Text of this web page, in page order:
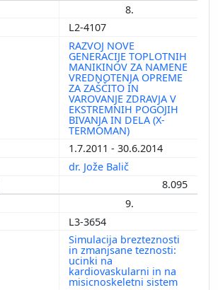
8.
L2-4107
RAZVOJ NOVE
GENERACIJE TOPLOTNIH
MANIKINOV ZA NAMENE
VREDNOTENJA OPREME
ZA ZAŠČITO IN
VAROVANJE ZDRAVJA V
EKSTREMNIH POGOJIH
BIVANJA IN DELA (X-
TERMOMAN)
1.7.2011 - 30.6.2014
dr. Jože Balič
8.095
9.
L3-3654
Simulacija brezteznosti
in zmanjsane teznosti:
ucinki na
kardiovaskularni in na
misicnoskeletni sistem